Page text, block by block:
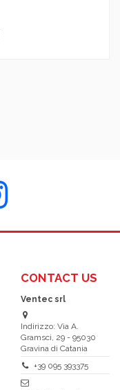
CONTACT US
Ventec srl
Indirizzo: Via A.
Gramsci, 29 - 95030
Gravina di Catania
+39 095 393375